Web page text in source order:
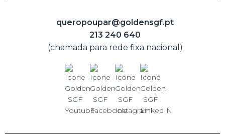
queropoupar@goldensgf.pt
213 240 640
(chamada para rede fixa nacional)